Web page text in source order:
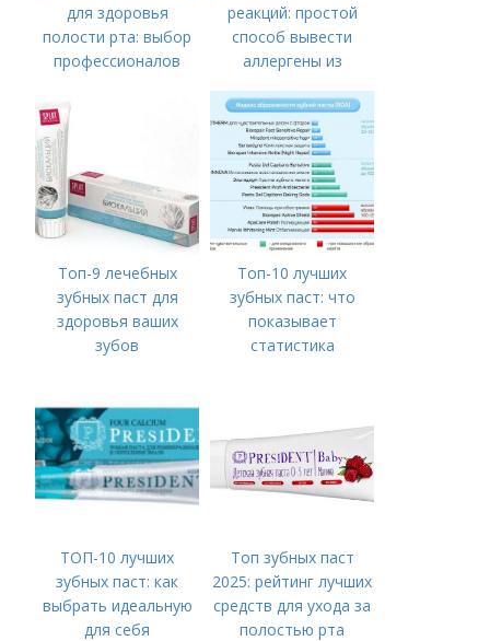
для здоровья
полости рта: выбор
профессионалов
реакций: простой
способ вывести
аллергены из
Топ-9 лечебных
зубных паст для
здоровья ваших
зубов
Топ-10 лучших
зубных паст: что
показывает
статистика
ТОП-10 лучших
зубных паст: как
выбрать идеальную
для себя
Топ зубных паст
2025: рейтинг лучших
средств для ухода за
полостью рта